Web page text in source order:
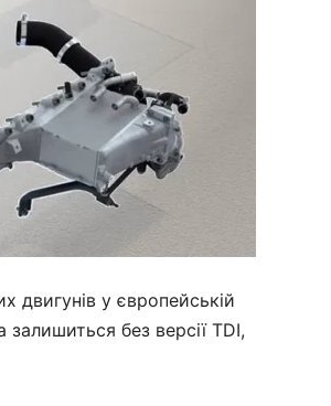
двигунів у європейській
без версії TDI,